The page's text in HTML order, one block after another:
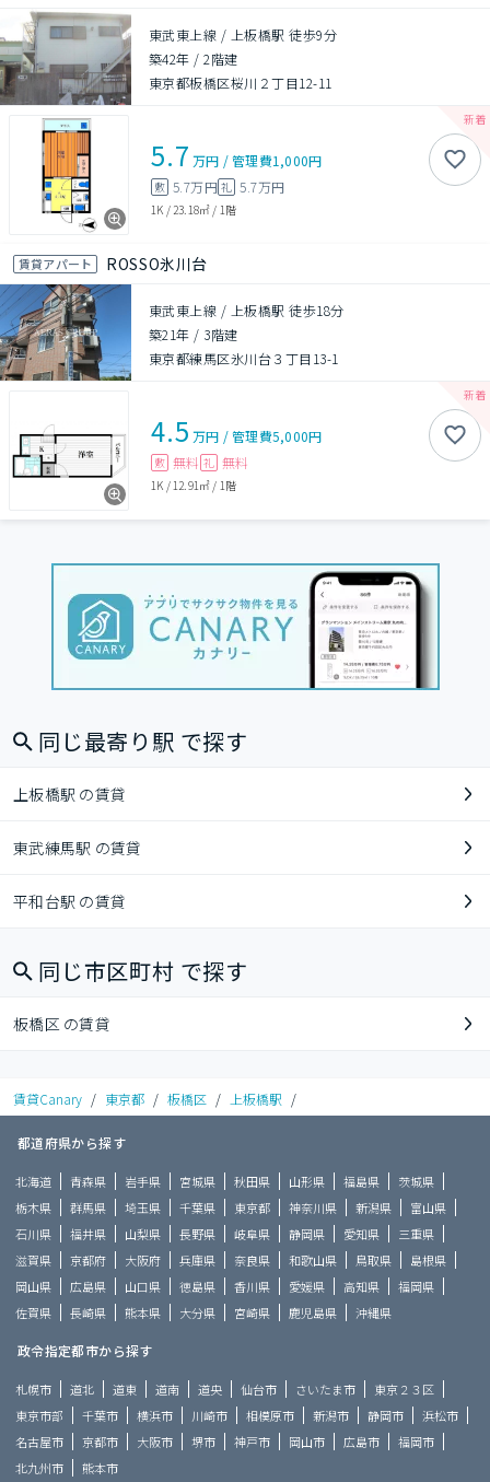
東武東上線 / 上板橋駅 徒歩9分
築42年 /2階建
東京都板橋区桜川２丁目12-11
5.7 万円 /管理費1,000円
敷 5.7万円礼 5.7万円
1K / 23.18㎡ / 1階
賃貸アパート ROSSO氷川台
東武東上線 / 上板橋駅 徒歩18分
築21年 / 3階建
東京都練馬区氷川台３丁目13-1
4.5 万円 /管理費5,000円
敷 無料 礼 無料
1K / 12.91㎡ / 1階
同じ最寄り駅 で探す
上板橋駅 の賃貸
東武練馬駅 の賃貸
平和台駅 の賃貸
同じ市区町村 で探す
板橋区 の賃貸
賃貸Canary / 東京都 / 板橋区 / 上板橋駅 /
都道府県から探す
北海道 青森県 岩手県 宮城県 秋田県 山形県 福島県
茨城県
栃木県
群馬県 埼玉県 千葉県 東京都 神奈川県 新潟県
富山県
石川県
福井県 山梨県 長野県 岐阜県 静岡県 愛知県
三重県
滋賀県
京都府 大阪府 兵庫県 奈良県 和歌山県 鳥取県
島根県
岡山県
広島県 山口県 徳島県 香川県 愛媛県 高知県
福岡県
佐賀県
長崎県 熊本県 大分県 宮崎県 鹿児島県 沖縄県
政令指定都市から探す
札幌市 道北 道東 道南 道央 仙台市 さいたま市
東京２３区
東京市部
千葉市 横浜市 川崎市 相模原市 新潟市 静岡市
浜松市
名古屋市
京都市 大阪市 堺市 神戸市 岡山市 広島市
福岡市
北九州市
熊本市